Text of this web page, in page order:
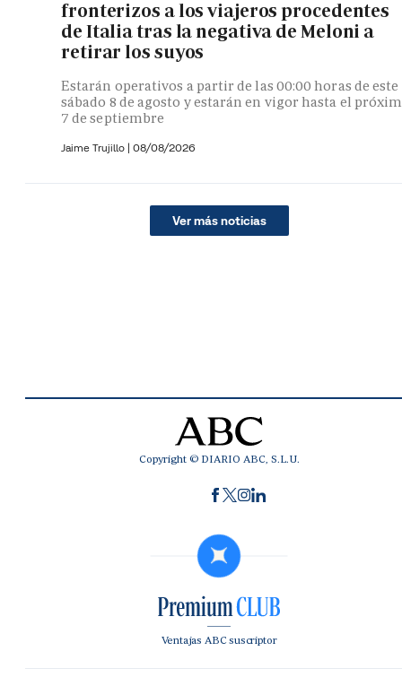
fronterizos a los viajeros procedentes
de Italia tras la negativa de Meloni a
retirar los suyos
Estarán operativos a partir de las 00:00 horas de este
sábado 8 de agosto y estarán en vigor hasta el
7 de septiembre
Jaime Trujillo | 08/08/2026
Ver más noticias
Copyright © DIARIO ABC, S.L.U.
Ventajas ABC suscriptor